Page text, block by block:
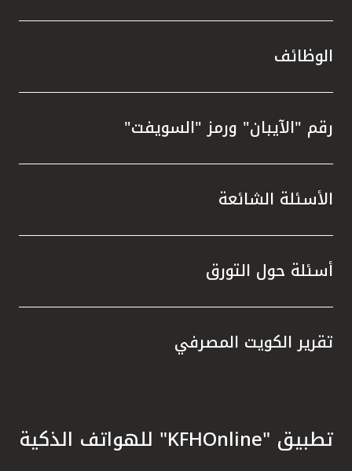
الوظائف
رقم "الآيبان" ورمز "السويفت"
الأسئلة الشائعة
أسئلة حول التورق
تقرير الكويت المصرفي
تطبيق "KFHOnline" للهواتف الذكية